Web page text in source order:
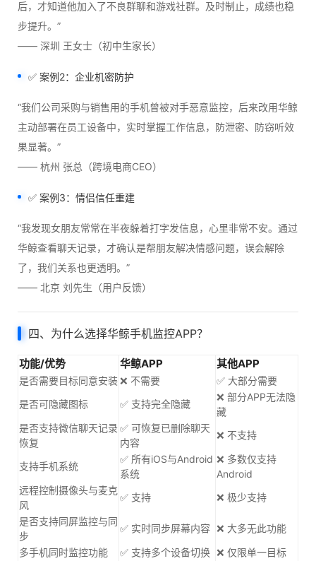
后，才知道他加入了不良群聊和游戏社群。及时制止，成绩也稳
步提升。”
—— 深圳 王女士（初中生家长）
✅ 案例2：企业机密防护
“我们公司采购与销售用的手机曾被对手恶意监控，后来改用华鲸
主动部署在员工设备中，实时掌握工作信息，防泄密、防窃听效
果显著。”
—— 杭州 张总（跨境电商CEO）
✅ 案例3：情侣信任重建
“我发现女朋友常常在半夜躲着打字发信息，心里非常不安。通过
华鲸查看聊天记录，才确认是帮朋友解决情感问题，误会解除
了，我们关系也更透明。”
—— 北京 刘先生（用户反馈）
四、为什么选择华鲸手机监控APP？
功能/优势 华鲸APP 其他APP
是否需要目标同意安装❌ 不需要
✅ 大部分需要
是否可隐藏图标
✅ 支持完全隐藏
❌ 部分APP无法隐
藏
是否支持微信聊天记录
恢复
✅ 可恢复已删除聊天
内容
❌ 不支持
支持手机系统
✅ 所有iOS与Android
系统
❌ 多数仅支持
Android
远程控制摄像头与麦克
风
✅ 支持
❌ 极少支持
是否支持同屏监控与同
步
✅ 实时同步屏幕内容 ❌ 大多无此功能
多手机同时监控功能
✅ 支持多个设备切换 ❌ 仅限单一目标